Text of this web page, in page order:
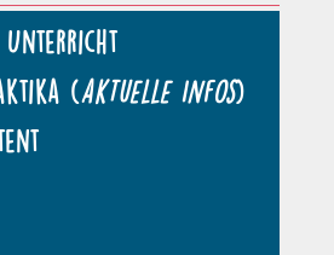
(aktuelle Infos)